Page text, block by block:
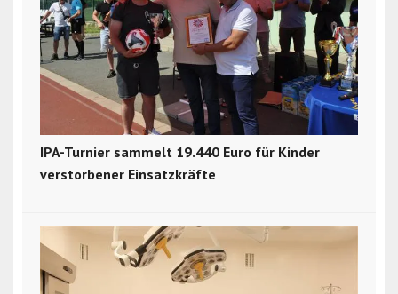
IPA-Turnier sammelt 19.440 Euro für Kinder
verstorbener Einsatzkräfte